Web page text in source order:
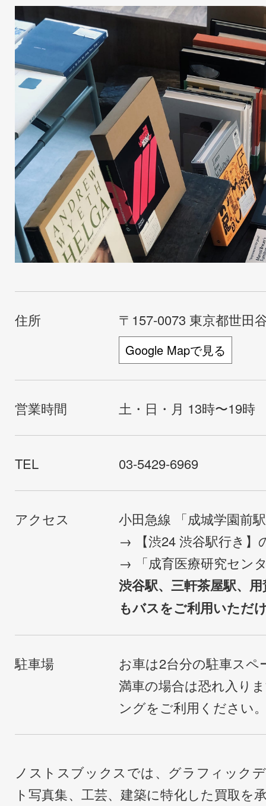
住所 〒157-0073 東京都世田
Google Mapで見る
営業時間 土・日・月 13時〜19時
TEL 03-5429-6969
アクセス
小田急線 「成城学園前
→ 【渋24 渋谷駅行き】
→ 「成育医療研究セン
渋谷駅、三軒茶屋駅、
もバスをご利用いただ
駐車場
お車は2台分の駐車ス
満車の場合は恐れ入り
ングをご利用ください
ノストスブックスでは、グラフィック
ト写真集、工芸、建築に特化した買取を